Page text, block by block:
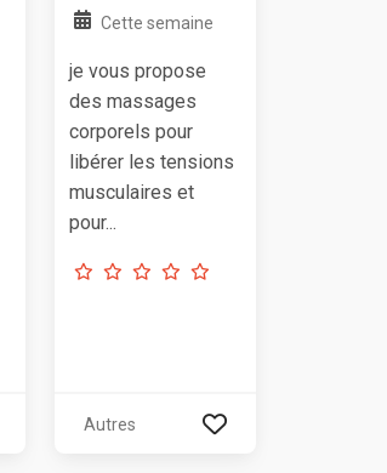
Cette semaine
je vous propose
des massages
corporels pour
libérer les tensions
musculaires et
pour...
Autres